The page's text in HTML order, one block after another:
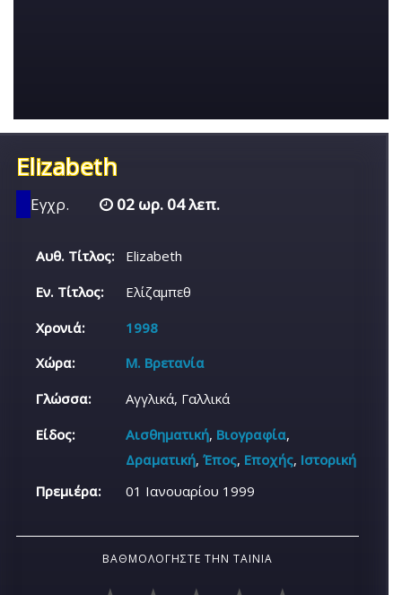
Elizabeth
Εγχρ. 02 ωρ. 04 λεπ.
Αυθ. Τίτλος:
Elizabeth
Εν. Τίτλος:
Ελίζαμπεθ
Χρονιά:
1998
Χώρα:
Μ. Βρετανία
Γλώσσα:
Αγγλικά, Γαλλικά
Είδος:
Αισθηματική, Βιογραφία,
Δραματική,Έπος, Εποχής, Ιστορική
Πρεμιέρα:
01 Ιανουαρίου 1999
ΒΑΘΜΟΛΟΓΉΣΤΕ ΤΗΝ ΤΑΙΝΊΑ